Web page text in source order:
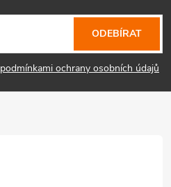
podmínkami ochrany osobních údajů
ODEBÍRAT